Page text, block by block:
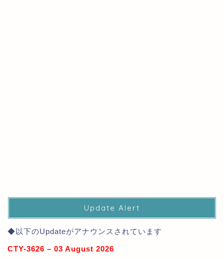
Update Alert
◆以下のUpdateがアナウンスされています
CTY-3626 – 03 August 2026